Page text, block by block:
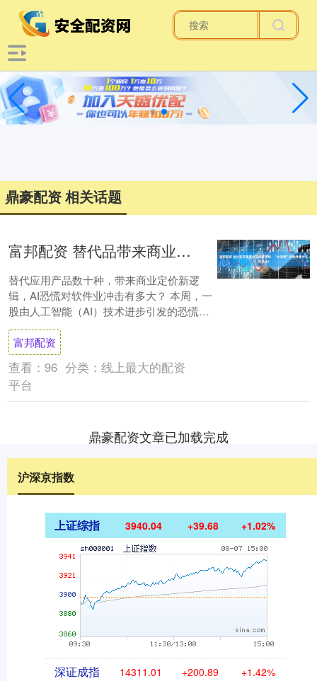
鼎豪配资 相关话题
富邦配资 替代品带来商业定价新逻辑，“AI恐慌”对软件业冲击有多大？
替代应用产品数十种，带来商业定价新逻
辑，AI恐慌对软件业冲击有多大？ 本周，一
股由人工智能（AI）技术进步引发的恐慌情
绪席卷美股市场。美国有线电视新闻网称，
由美....
富邦配资
查看： 96 分类： 线上最大的配资
平台
鼎豪配资文章已加载完成
沪深京指数
上证综指 3940.04 +39.68 +1.02%
深证成指 14311.01 +200.89 +1.42%